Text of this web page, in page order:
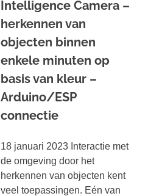
Intelligence Camera –
herkennen van
objecten binnen
enkele minuten op
basis van kleur –
Arduino/ESP
connectie
18 januari 2023 Interactie met
de omgeving door het
herkennen van objecten kent
veel toepassingen. Eén van